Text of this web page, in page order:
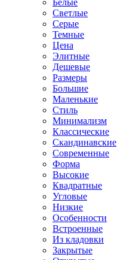
Белые
Светлые
Серые
Темные
Цена
Элитные
Дешевые
Размеры
Большие
Маленькие
Стиль
Минимализм
Классические
Скандинавские
Современные
Форма
Высокие
Квадратные
Угловые
Низкие
Особенности
Встроенные
Из кладовки
Закрытые